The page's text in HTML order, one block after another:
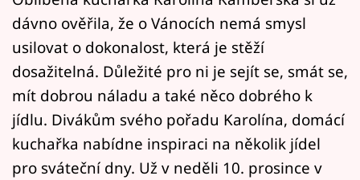
Mámy sobě
Přihlášení
Sledujte nás
dávno ověřila, že o Vánocích nemá smysl
usilovat o dokonalost, která je stěží
dosažitelná. Důležité pro ni je sejít se, smát se,
mít dobrou náladu a také něco dobrého k
jídlu. Divákům svého pořadu Karolína, domácí
kuchařka nabídne inspiraci na několik jídel
pro sváteční dny. Už v neděli 10. prosince v